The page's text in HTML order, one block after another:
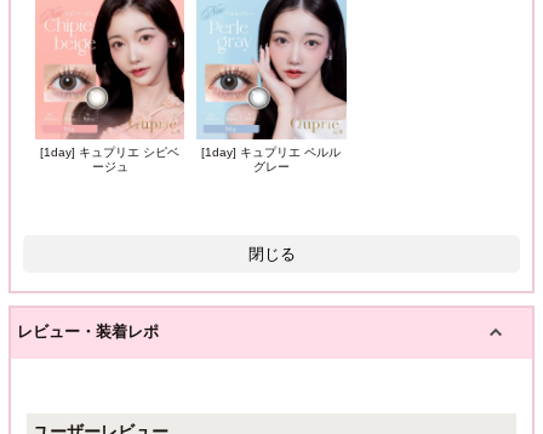
[1day] キュプリエ シピベ
ージュ
[1day] キュプリエ ペルル
グレー
閉じる
レビュー・装着レポ